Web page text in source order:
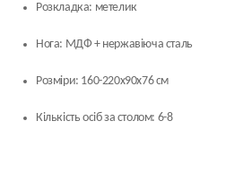
Розкладка: метелик
Нога: МДФ + нержавіюча сталь
Розміри: 160-220x90x76 см
Кількість осіб за столом: 6-8